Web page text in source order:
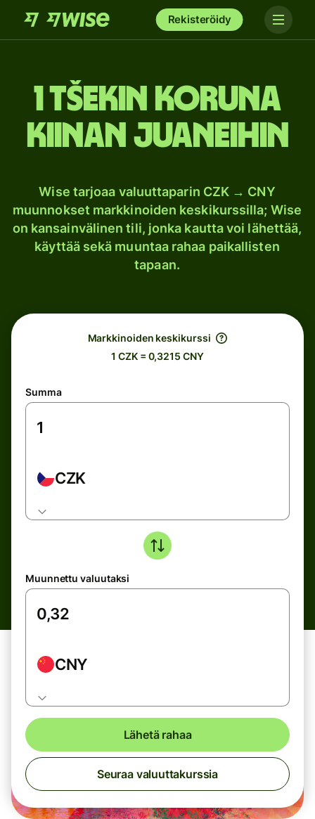
Rekisteröidy
1 Tšekin koruna
Kiinan juaneihin
Wise tarjoaa valuuttaparin CZK → CNY
muunnokset markkinoiden keskikurssilla; Wise
on kansainvälinen tili, jonka kautta voi lähettää,
käyttää sekä muuntaa rahaa paikallisten
tapaan.
Markkinoiden keskikurssi
1 CZK = 0,3215 CNY
Summa
CZK
Muunnettu valuutaksi
CNY
Lähetä rahaa
Seuraa valuuttakurssia